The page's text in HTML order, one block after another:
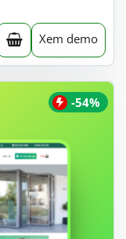
Xem demo
-54%